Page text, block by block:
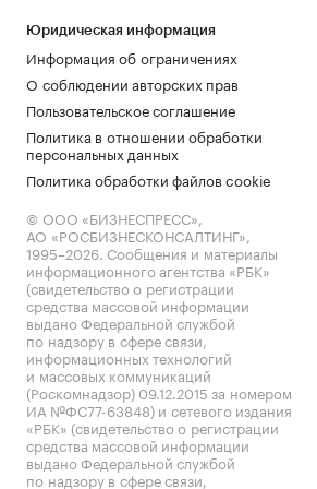
Юридическая информация
Информация об ограничениях
О соблюдении авторских прав
Пользовательское соглашение
Политика в отношении обработки
персональных данных
Политика обработки файлов cookie
© ООО «БИЗНЕСПРЕСС»,
АО «РОСБИЗНЕСКОНСАЛТИНГ»,
1995–2026. Сообщения и материалы
информационного агентства «РБК»
(свидетельство о регистрации
средства массовой информации
выдано Федеральной службой
по надзору в сфере связи,
информационных технологий
и массовых коммуникаций
(Роскомнадзор) 09.12.2015 за номером
ИА №ФС77-63848) и сетевого издания
«РБК» (свидетельство о регистрации
средства массовой информации
выдано Федеральной службой
по надзору в сфере связи,